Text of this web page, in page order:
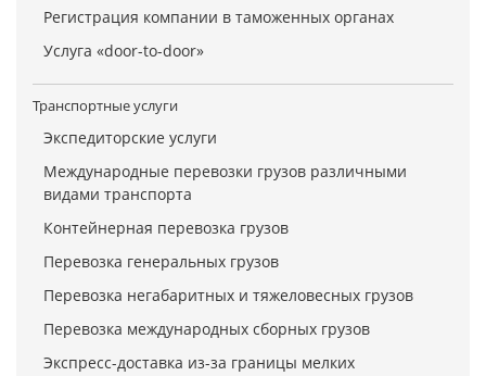
Регистрация компании в таможенных органах
Услуга «door-to-door»
Транспортные услуги
Экспедиторские услуги
Международные перевозки грузов различными
видами транспорта
Контейнерная перевозка грузов
Перевозка генеральных грузов
Перевозка негабаритных и тяжеловесных грузов
Перевозка международных сборных грузов
Экспресс-доставка из-за границы мелких